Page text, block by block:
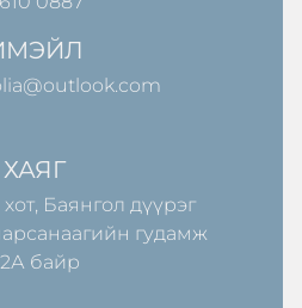
ХАЯГ
Баянгол дүүрэг
гудамж
байр